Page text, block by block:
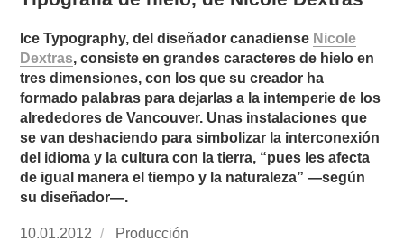
Ice Typography, del diseñador canadiense Nicole
Dextras, consiste en grandes caracteres de hielo en
tres dimensiones, con los que su creador ha
formado palabras para dejarlas a la intemperie de los
alrededores de Vancouver. Unas instalaciones que
se van deshaciendo para simbolizar la interconexión
del idioma y la cultura con la tierra, “pues les afecta
de igual manera el tiempo y la naturaleza” —según
su diseñador—.
Publicado
10.01.2012 https://www.experimenta.es/author/
Producción